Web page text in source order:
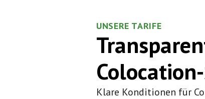
UNSERE TARIFE
Klare Konditionen für